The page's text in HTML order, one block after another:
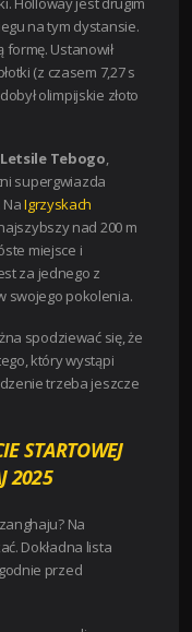
na tym dystansie.
formę. Ustanowił
(z czasem 7,27 s
olimpijskie złoto
Letsile Tebogo,
supergwiazda
NaIgrzyskach
nad 200 m
miejsce i
za jednego z
swojego pokolenia.
spodziewać się, że
który wystąpi
trzeba jeszcze
STARTOWEJ
2025
Na
Dokładna lista
przed